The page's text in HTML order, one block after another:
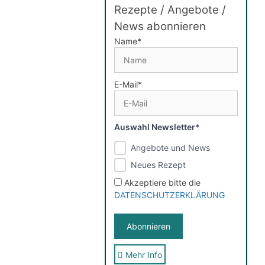
Rezepte / Angebote /
News abonnieren
Name*
E-Mail*
Auswahl Newsletter*
Angebote und News
Neues Rezept
Akzeptiere bitte die
DATENSCHUTZERKLÄRUNG
Sie erhalten nach der
Mehr Info